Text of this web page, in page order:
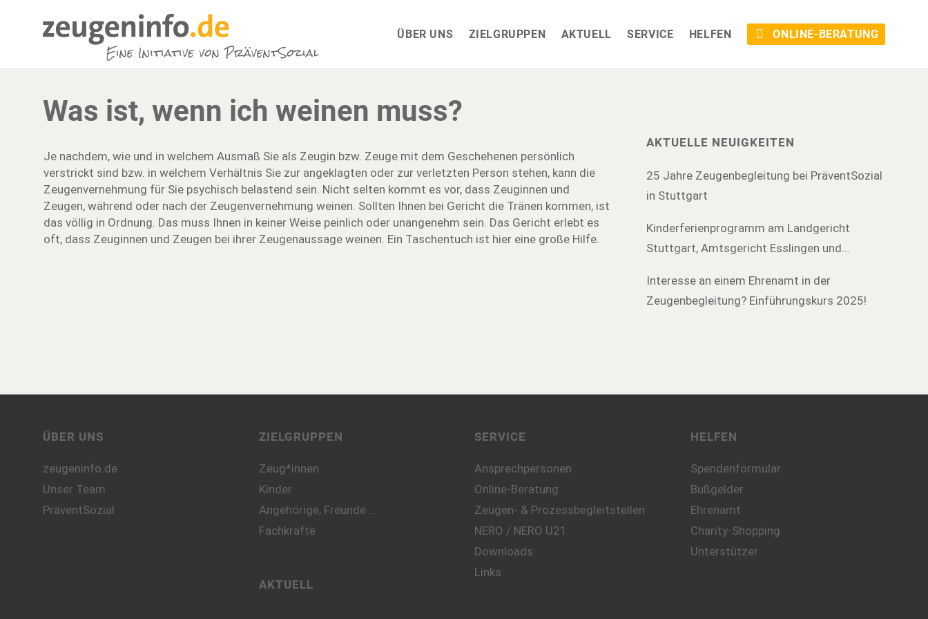
ÜBER UNS ZIELGRUPPEN AKTUELL SERVICE HELFEN ONLINE-BERATUNG
Was ist, wenn ich weinen muss?
Je nachdem, wie und in welchem Ausmaß Sie als Zeugin bzw. Zeuge mit dem Geschehenen persönlich
verstrickt sind bzw. in welchem Verhältnis Sie zur angeklagten oder zur verletzten Person stehen, kann die
Zeugenvernehmung für Sie psychisch belastend sein. Nicht selten kommt es vor, dass Zeuginnen und
Zeugen, während oder nach der Zeugenvernehmung weinen. Sollten Ihnen bei Gericht die Tränen kommen, ist
das völlig in Ordnung. Das muss Ihnen in keiner Weise peinlich oder unangenehm sein. Das Gericht erlebt es
oft, dass Zeuginnen und Zeugen bei ihrer Zeugenaussage weinen. Ein Taschentuch ist hier eine große Hilfe.
AKTUELLE NEUIGKEITEN
25 Jahre Zeugenbegleitung bei PräventSozial
in Stuttgart
Kinderferienprogramm am Landgericht
Stuttgart, Amtsgericht Esslingen und
Interesse an einem Ehrenamt in der
Zeugenbegleitung? Einführungskurs 2025!
ÜBER UNS
zeugeninfo.de
Unser Team
PräventSozial
ZIELGRUPPEN
Zeug*innen
Kinder
Angehörige, Freunde …
Fachkräfte
AKTUELL
SERVICE
Ansprechpersonen
Online-Beratung
Zeugen- & Prozessbegleitstellen
NERO / NERO U21
Downloads
Links
HELFEN
Spendenformular
Bußgelder
Ehrenamt
Charity-Shopping
Unterstützer